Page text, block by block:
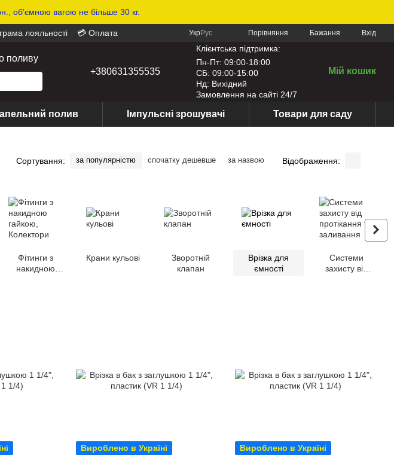
вагою не більше 30 кг.
лояльності
💳 Оплата
УкрРус Порівняння Бажання Вхід
поливу
+380631355535
Клієнтська підтримка:
Пн-Пт: 09:00-18:00
СБ: 09:00-15:00
Нд: Вихідний
Замовлення на сайті 24/7
Мій кошик
полив Імпульсні зрошувачі Товари для саду
Сортування: за популярністю спочатку дешевше за назвою Відображення:
Фітинги з
накидною
Крани кульові
Зворотній
клапан
Врізка для
ємності
Системи
захисту від
Вироблено в Україні Вироблено в Україні